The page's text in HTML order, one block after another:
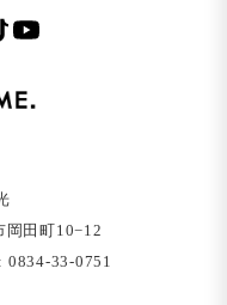
岡⽥町10−12
0834-33-0751